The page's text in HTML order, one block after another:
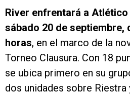
River enfrentará a
sábado 20 de septiembre,
horas, en el marco de la
Torneo Clausura. Con 18
se ubica primero en su
dos unidades sobre